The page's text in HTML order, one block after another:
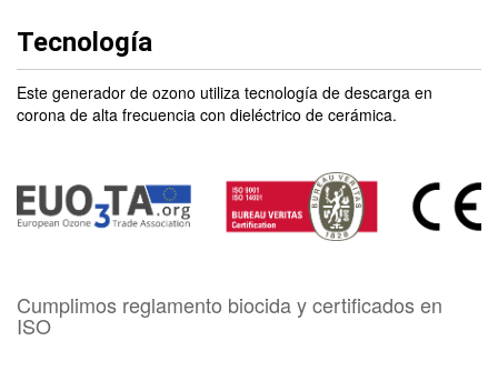
Tecnología
Este generador de ozono utiliza tecnología de descarga en
corona de alta frecuencia con dieléctrico de cerámica.
Cumplimos reglamento biocida y certificados en
ISO